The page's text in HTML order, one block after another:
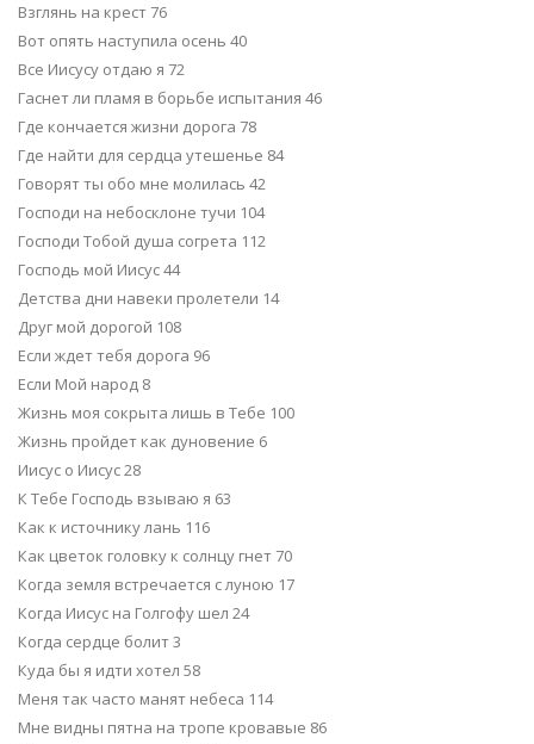
Взглянь на крест 76
Вот опять наступила осень 40
Все Иисусу отдаю я 72
Гаснет ли пламя в борьбе испытания 46
Где кончается жизни дорога 78
Где найти для сердца утешенье 84
Говорят ты обо мне молилась 42
Господи на небосклоне тучи 104
Господи Тобой душа согрета 112
Господь мой Иисус 44
Детства дни навеки пролетели 14
Друг мой дорогой 108
Если ждет тебя дорога 96
Если Мой народ 8
Жизнь моя сокрыта лишь в Тебе 100
Жизнь пройдет как дуновение 6
Иисус о Иисус 28
К Тебе Господь взываю я 63
Как к источнику лань 116
Как цветок головку к солнцу гнет 70
Когда земля встречается с луною 17
Когда Иисус на Голгофу шел 24
Когда сердце болит 3
Куда бы я идти хотел 58
Меня так часто манят небеса 114
Мне видны пятна на тропе кровавые 86